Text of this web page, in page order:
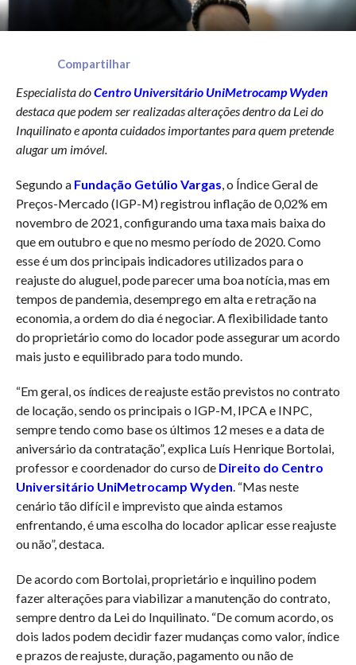
Compartilhar
Especialista doCentro Universitário UniMetrocamp Wyden
destaca que podem ser realizadas alterações dentro da Lei do
Inquilinato e aponta cuidados importantes para quem pretende
alugar um imóvel.
Segundo a Fundação Getúlio Vargas, o Índice Geral de
Preços-Mercado (IGP-M) registrou inflação de 0,02% em
novembro de 2021, configurando uma taxa mais baixa do
que em outubro e que no mesmo período de 2020. Como
esse é um dos principais indicadores utilizados para o
reajuste do aluguel, pode parecer uma boa notícia, mas em
tempos de pandemia, desemprego em alta e retração na
economia, a ordem do dia é negociar. A flexibilidade tanto
do proprietário como do locador pode assegurar um acordo
mais justo e equilibrado para todo mundo.
“Em geral, os índices de reajuste estão previstos no contrato
de locação, sendo os principais o IGP-M, IPCA e INPC,
sempre tendo como base os últimos 12 meses e a data de
aniversário da contratação”, explica Luís Henrique Bortolai,
professor e coordenador do curso de Direito do Centro
Universitário UniMetrocamp Wyden. “Mas neste
cenário tão difícil e imprevisto que ainda estamos
enfrentando, é uma escolha do locador aplicar esse reajuste
ou não”, destaca.
De acordo com Bortolai, proprietário e inquilino podem
fazer alterações para viabilizar a manutenção do contrato,
sempre dentro da Lei do Inquilinato. “De comum acordo, os
dois lados podem decidir fazer mudanças como valor, índice
e prazos de reajuste, duração, pagamento ou não de